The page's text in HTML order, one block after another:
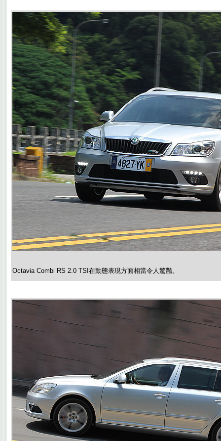
Octavia Combi RS 2.0 TSI在動態表現方面相當令人驚豔。